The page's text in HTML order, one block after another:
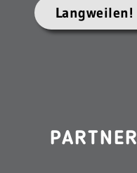
Langweilen!
PARTNER